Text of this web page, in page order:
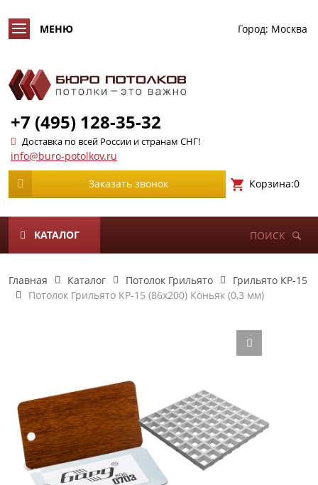
Город: Москва
+7 (495) 128-35-32
Доставка по всей России и странам СНГ!
info@buro-potolkov.ru
Заказать звонок Корзина:0
КАТАЛОГ ПОИСК
Главная Каталог Потолок Грильято
Грильято КР-15
Потолок Грильято КР-15 (86х200) Коньяк (0,3 мм)